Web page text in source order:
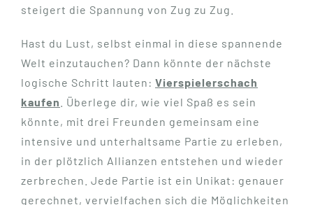
steigert die Spannung von Zug zu Zug.
Hast du Lust, selbst einmal in diese spannende
Welt einzutauchen? Dann könnte der nächste
logische Schritt lauten: Vierspielerschach
kaufen
. Überlege dir, wie viel Spaß es sein
könnte, mit drei Freunden gemeinsam eine
intensive und unterhaltsame Partie zu erleben,
in der plötzlich Allianzen entstehen und wieder
zerbrechen. Jede Partie ist ein Unikat: genauer
gerechnet, vervielfachen sich die Möglichkeiten